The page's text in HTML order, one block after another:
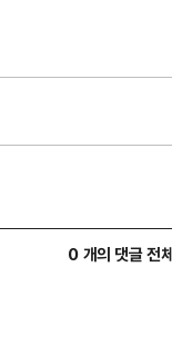
0 개의 댓글 전